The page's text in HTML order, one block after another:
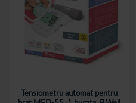
Tensiometru automat pentru